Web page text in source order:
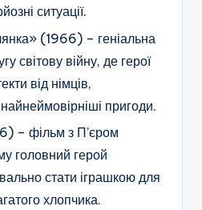
ситуації.
(1966) – геніальна
світову війну, де герої
від німців,
пригоди.
– фільм з П’єром
головний герой
стати іграшкою для
хлопчика.